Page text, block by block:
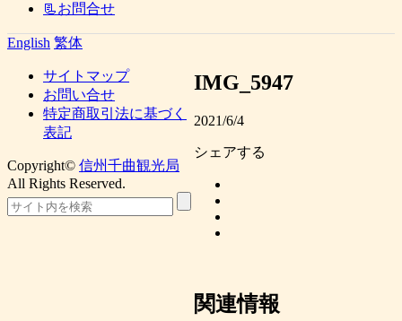
📃お問合せ
English 繁体
IMG_5947
2021/6/4
シェアする
関連情報
サイトマップ
お問い合せ
特定商取引法に基づく
表記
Copyright© 信州千曲観光局
All Rights Reserved.